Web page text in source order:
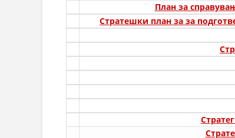
План за
Стратeшки план за за